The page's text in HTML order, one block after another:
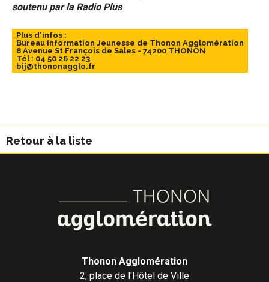
soutenu par la Radio Plus
Plus d'infos :
Bureau Information Jeunesse de Thonon Agglomération
8 Avenue St François de Sales - 74200 THONON
Tél : 04 50 26 22 23
bij@thononagglo.fr
Retour à la liste
Thonon Agglomération
2, place de l'Hôtel de Ville